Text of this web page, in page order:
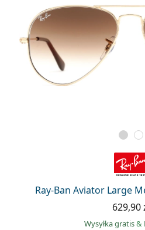
Ray-Ban Aviator Large
629,90
Wysyłka gratis&